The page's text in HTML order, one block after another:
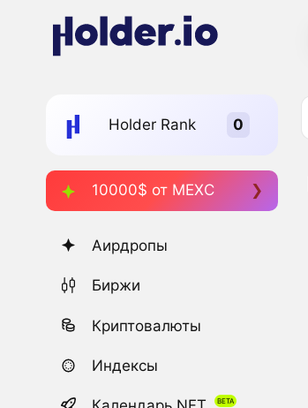
Holder Rank
10000$ от MEXC
Аирдропы
Биржи
Криптовалюты
Индексы